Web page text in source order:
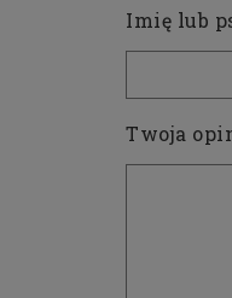
Imię lub
Twoja